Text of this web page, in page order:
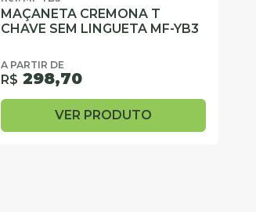
MAÇANETA CREMONA T
CHAVE SEM LINGUETA MF-YB3
A PARTIR DE
R$ 298,70
VER PRODUTO